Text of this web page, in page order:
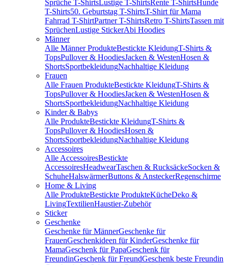
Sprüche T-ShirtsLustige T-ShirtsRente T-ShirtsHunde
T-Shirts50. Geburtstag T-ShirtsT-Shirt für Mama
Fahrrad T-ShirtPartner T-ShirtsRetro T-ShirtsTassen mit
SprüchenLustige StickerAbi Hoodies
Männer
Alle Männer ProdukteBestickte KleidungT-Shirts &
TopsPullover & HoodiesJacken & WestenHosen &
ShortsSportbekleidungNachhaltige Kleidung
Frauen
Alle Frauen ProdukteBestickte KleidungT-Shirts &
TopsPullover & HoodiesJacken & WestenHosen &
ShortsSportbekleidungNachhaltige Kleidung
Kinder & Babys
Alle ProdukteBestickte KleidungT-Shirts &
TopsPullover & HoodiesHosen &
ShortsSportbekleidungNachhaltige Kleidung
Accessoires
Alle AccessoiresBestickte
AccessoiresHeadwearTaschen & RucksäckeSocken &
SchuheHalswärmerButtons & AnsteckerRegenschirme
Home & Living
Alle ProdukteBestickte ProdukteKücheDeko &
LivingTextilienHaustier-Zubehör
Sticker
Geschenke
Geschenke für MännerGeschenke für
FrauenGeschenkideen für KinderGeschenke für
MamaGeschenk für PapaGeschenk für
FreundinGeschenk für FreundGeschenk beste Freundin